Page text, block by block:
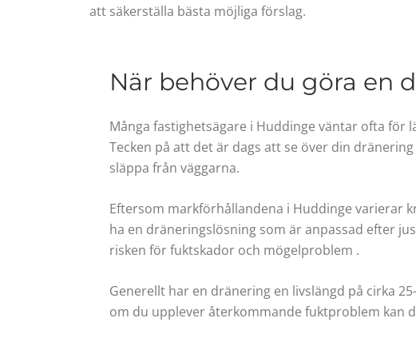
att säkerställa bästa möjliga förslag.
När behöver du göra en
Många fastighetsägare i Huddinge väntar ofta för
Tecken på att det är dags att se över din
släppa från väggarna.
Eftersom markförhållandena i Huddinge varierar
ha en dräneringslösning som är anpassad efter
risken för fuktskador och mögelproblem .
Generellt har en dränering en livslängd på cirka
om du upplever återkommande fuktproblem kan